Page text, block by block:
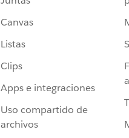
Canvas
Listas
Clips
Apps e integraciones
Uso compartido de
archivos